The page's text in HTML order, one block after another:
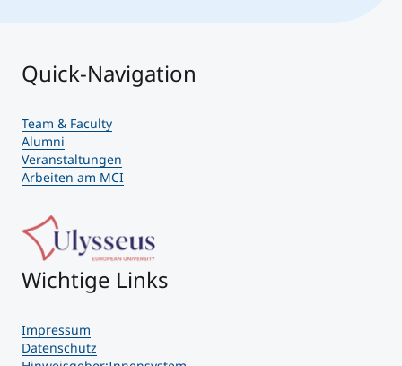
Quick-Navigation
Team & Faculty
Alumni
Veranstaltungen
Arbeiten am MCI
Wichtige Links
Impressum
Datenschutz